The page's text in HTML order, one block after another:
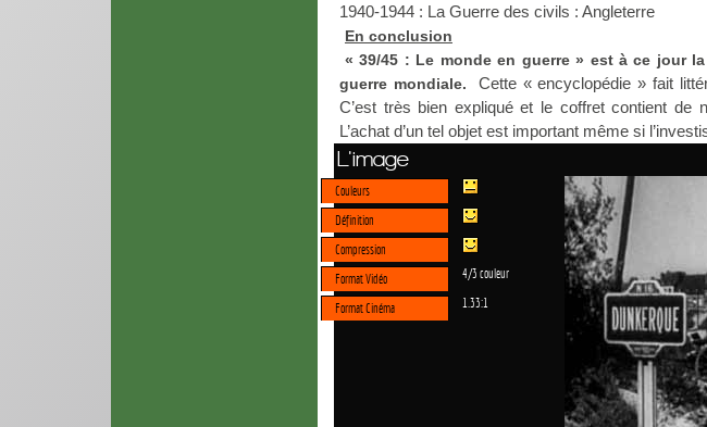
1940-1944 : La Guerre des civils : Angleterre
En conclusion
« 39/45 : Le monde en guerre » est à ce jour
guerre mondiale.
Cette « encyclopédie » fait
C’est très bien expliqué et le coffret contient de
L’achat d’un tel objet est important même si
L'image
Couleurs
Définition
Compression
Format Vidéo
4/3 couleur
Format Cinéma 1.33:1